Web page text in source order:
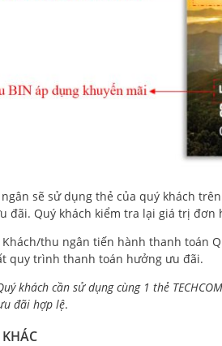
sẽ sử dụng thẻ của quý khách
đãi. Quý khách kiểm tra lại giá trị đơn
Khách/thu ngân tiến hành thanh toán
quy trình thanh toán hưởng ưu đãi.
khách cần sử dụng cùng 1 thẻ
đãi hợp lệ.